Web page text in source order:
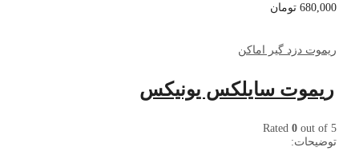
680,000 تومان
ریموت دزد گیر اماکن
ریموت سایلکس یونیکس
Rated 0 out of 5
توضیحات: